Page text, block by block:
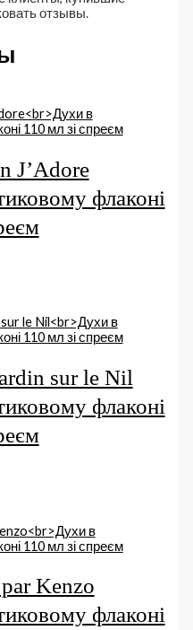
отзывы.
J’Adore
флаконі
sur le Nil
флаконі
Kenzo
флаконі